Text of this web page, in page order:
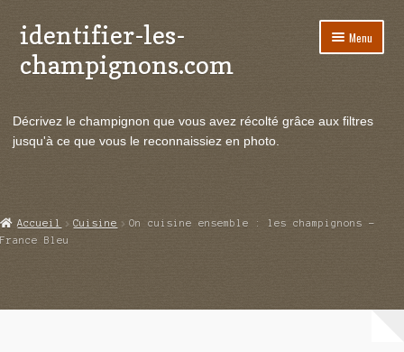
Aller
à
la
Aller
au
contenu
identifier-les-
champignons.com
Menu
le
Actualités
menu
Echanges et contacts
Ouvrir
Décrivez le champignon que vous avez récolté grâce aux filtres
jusqu'à ce que vous le reconnaissiez en photo.
Accueil Cuisine
On cuisine ensemble : les champignons –
France Bleu